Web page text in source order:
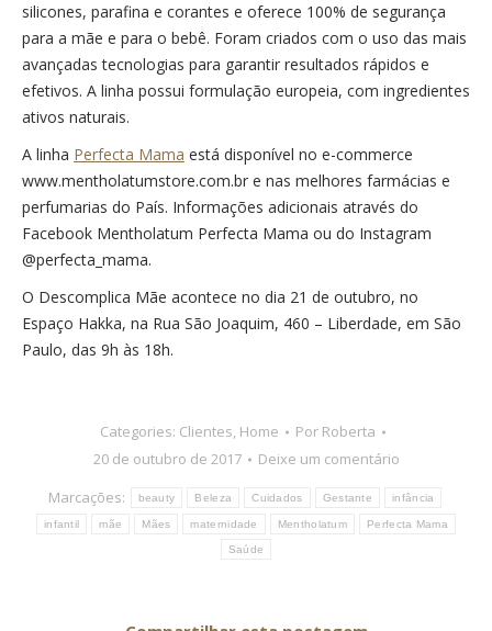
silicones, parafina e corantes e oferece 100% de segurança
para a mãe e para o bebê. Foram criados com o uso das mais
avançadas tecnologias para garantir resultados rápidos e
efetivos. A linha possui formulação europeia, com ingredientes
ativos naturais.
A linha Perfecta Mama está disponível no e-commerce
www.mentholatumstore.com.br e nas melhores farmácias e
perfumarias do País. Informações adicionais através do
Facebook Mentholatum Perfecta Mama ou do Instagram
@perfecta_mama.
O Descomplica Mãe acontece no dia 21 de outubro, no
Espaço Hakka, na Rua São Joaquim, 460 – Liberdade, em São
Paulo, das 9h às 18h.
Categories: Clientes, Home Por Roberta
20 de outubro de 2017
Deixe um comentário
Marcações:
beauty Beleza Cuidados Gestante infância
infantil mãe Mães maternidade Mentholatum Perfecta Mama
Saúde